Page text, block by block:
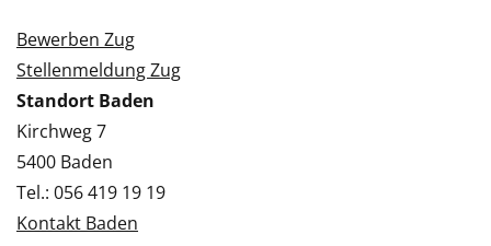
Bewerben Zug
Stellenmeldung Zug
Standort Baden
Kirchweg 7
5400 Baden
Tel.: 056 419 19 19
Kontakt Baden